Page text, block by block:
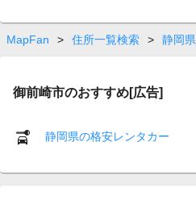
MapFan > 住所一覧検索 > 静岡県
御前崎市のおすすめ[広告]
静岡県の格安レンタカー